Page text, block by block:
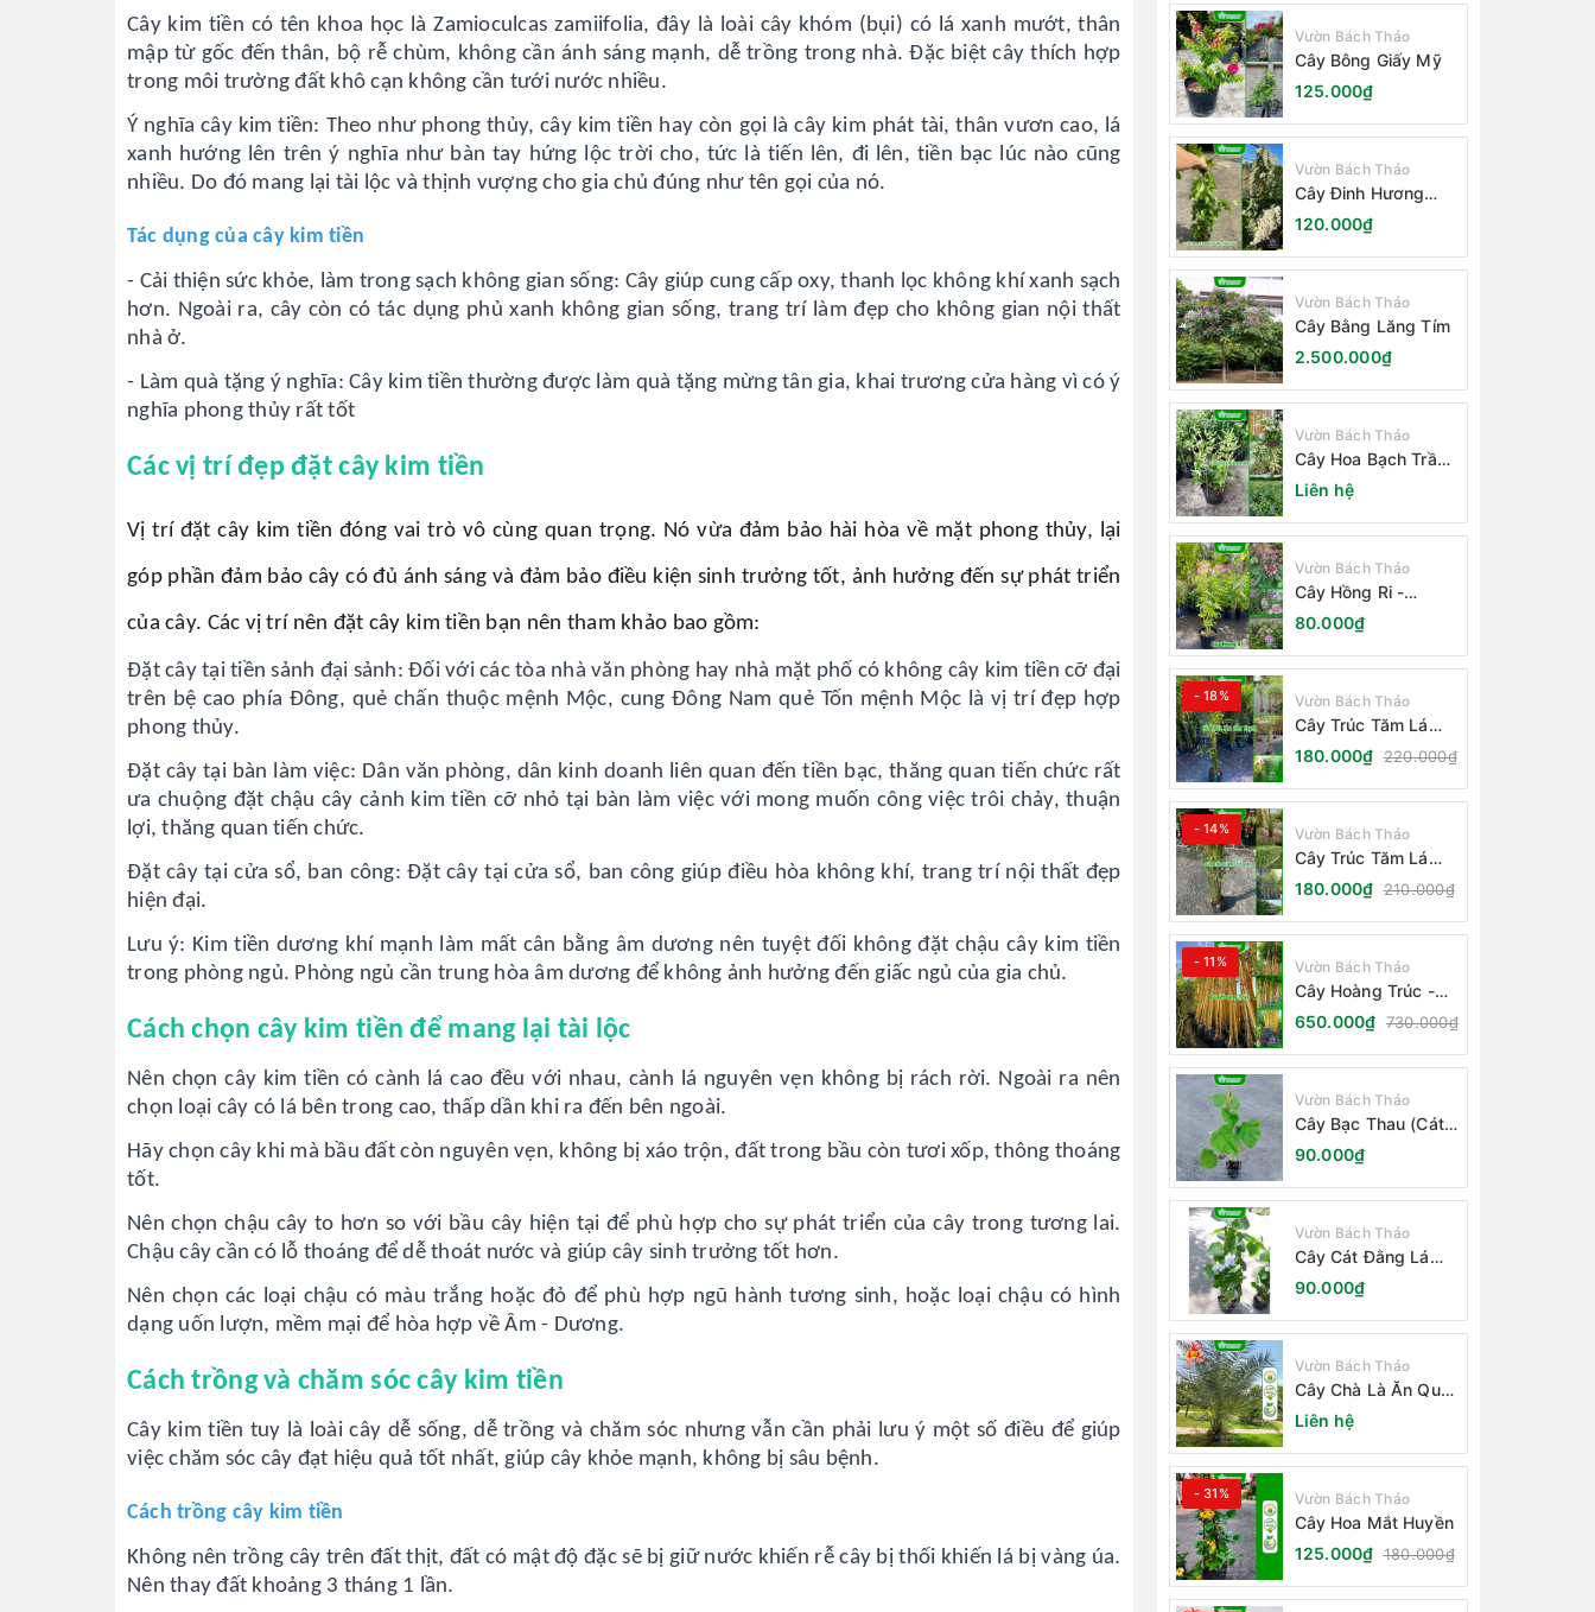
Cây kim tiền có tên khoa học là Zamioculcas zamiifolia, đây là loài cây khóm (bụi) có lá xanh mướt, thân
mập từ gốc đến thân, bộ rễ chùm, không cần ánh sáng mạnh, dễ trồng trong nhà. Đặc biệt cây thích hợp
trong môi trường đất khô cạn không cần tưới nước nhiều.
Ý nghĩa cây kim tiền: Theo như phong thủy, cây kim tiền hay còn gọi là cây kim phát tài, thân vươn cao, lá
xanh hướng lên trên ý nghĩa như bàn tay hứng lộc trời cho, tức là tiến lên, đi lên, tiền bạc lúc nào cũng
nhiều. Do đó mang lại tài lộc và thịnh vượng cho gia chủ đúng như tên gọi của nó.
Tác dụng của cây kim tiền
- Cải thiện sức khỏe, làm trong sạch không gian sống: Cây giúp cung cấp oxy, thanh lọc không khí xanh sạch
hơn. Ngoài ra, cây còn có tác dụng phủ xanh không gian sống, trang trí làm đẹp cho không gian nội thất
nhà ở.
- Làm quà tặng ý nghĩa: Cây kim tiền thường được làm quà tặng mừng tân gia, khai trương cửa hàng vì có ý
nghĩa phong thủy rất tốt
Các vị trí đẹp đặt cây kim tiền
Vị trí đặt cây kim tiền đóng vai trò vô cùng quan trọng. Nó vừa đảm bảo hài hòa về mặt phong thủy, lại
góp phần đảm bảo cây có đủ ánh sáng và đảm bảo điều kiện sinh trưởng tốt, ảnh hưởng đến sự phát triển
của cây. Các vị trí nên đặt cây kim tiền bạn nên tham khảo bao gồm:
Đặt cây tại tiền sảnh đại sảnh: Đối với các tòa nhà văn phòng hay nhà mặt phố có không cây kim tiền cỡ đại
trên bệ cao phía Đông, quẻ chấn thuộc mệnh Mộc, cung Đông Nam quẻ Tốn mệnh Mộc là vị trí đẹp hợp
phong thủy.
Đặt cây tại bàn làm việc: Dân văn phòng, dân kinh doanh liên quan đến tiền bạc, thăng quan tiến chức rất
ưa chuộng đặt chậu cây cảnh kim tiền cỡ nhỏ tại bàn làm việc với mong muốn công việc trôi chảy, thuận
lợi, thăng quan tiến chức.
Đặt cây tại cửa sổ, ban công: Đặt cây tại cửa sổ, ban công giúp điều hòa không khí, trang trí nội thất đẹp
hiện đại.
Lưu ý: Kim tiền dương khí mạnh làm mất cân bằng âm dương nên tuyệt đối không đặt chậu cây kim tiền
trong phòng ngủ. Phòng ngủ cần trung hòa âm dương để không ảnh hưởng đến giấc ngủ của gia chủ.
Cách chọn cây kim tiền để mang lại tài lộc
Nên chọn cây kim tiền có cành lá cao đều với nhau, cành lá nguyên vẹn không bị rách rời. Ngoài ra nên
chọn loại cây có lá bên trong cao, thấp dần khi ra đến bên ngoài.
Hãy chọn cây khi mà bầu đất còn nguyên vẹn, không bị xáo trộn, đất trong bầu còn tươi xốp, thông thoáng
tốt.
Nên chọn chậu cây to hơn so với bầu cây hiện tại để phù hợp cho sự phát triển của cây trong tương lai.
Chậu cây cần có lỗ thoáng để dễ thoát nước và giúp cây sinh trưởng tốt hơn.
Nên chọn các loại chậu có màu trắng hoặc đỏ để phù hợp ngũ hành tương sinh, hoặc loại chậu có hình
dạng uốn lượn, mềm mại để hòa hợp về Âm - Dương.
Cách trồng và chăm sóc cây kim tiền
Cây kim tiền tuy là loài cây dễ sống, dễ trồng và chăm sóc nhưng vẫn cần phải lưu ý một số điều để giúp
việc chăm sóc cây đạt hiệu quả tốt nhất, giúp cây khỏe mạnh, không bị sâu bệnh.
Cách trồng cây kim tiền
Không nên trồng cây trên đất thịt, đất có mật độ đặc sẽ bị giữ nước khiến rễ cây bị thối khiến lá bị vàng úa.
Nên thay đất khoảng 3 tháng 1 lần.
Vườn Bách Thảo
Cây Bông Giấy Mỹ
125.000₫
Vườn Bách Thảo
Cây Đinh Hương
Nhật Bản
120.000₫
Vườn Bách Thảo
Cây Bằng Lăng Tím
2.500.000₫
Vườn Bách Thảo
Cây Hoa Bạch Trầm
Hương
Liên hệ
Vườn Bách Thảo
Cây Hồng Ri -
Cleome Spinosa
80.000₫
- 18% Vườn Bách Thảo
Cây Trúc Tăm Lá
Cẩm Thạch
180.000₫ 220.000₫
- 14% Vườn Bách Thảo
Cây Trúc Tăm Lá
Xanh - Bambusa
Multiplex Fernleaf
180.000₫ 210.000₫
- 11% Vườn Bách Thảo
Cây Hoàng Trúc -
Schizostachyum
Brachycladum Yello
650.000₫ 730.000₫
Vườn Bách Thảo
Cây Bạc Thau (Cát
Đằng Lá Lớn)
90.000₫
Vườn Bách Thảo
Cây Cát Đằng Lá
Nhỏ
90.000₫
Vườn Bách Thảo
Cây Chà Là Ăn Quả
Barhee Trồng Sân
Vườn
Liên hệ
- 31% Vườn Bách Thảo
Cây Hoa Mắt Huyền
125.000₫ 180.000₫